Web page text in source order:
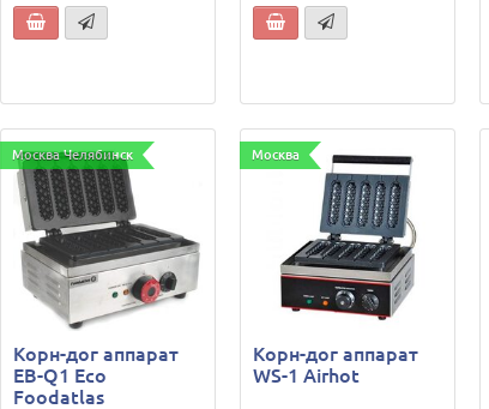
Москва Челябинск
Корн-дог аппарат
EB-Q1 Eco
Foodatlas
Москва
Корн-дог аппарат
WS-1 Airhot